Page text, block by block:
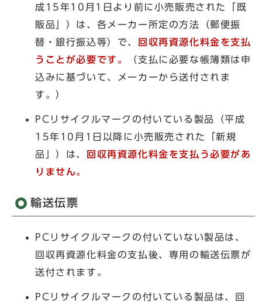
成15年10月1日より前に小売販売された「既
販品」）は、各メーカー所定の方法（郵便振
替・銀行振込等）で、
回収再資源化料金を支払
うことが必要です。
（支払に必要な帳簿類は申
込みに基づいて、メーカーから送付されま
す。）
PCリサイクルマークの付いている製品（平成
15年10月1日以降に小売販売された「新規
品」）は、
回収再資源化料金を支払う必要があ
りません。
輸送伝票
PCリサイクルマークの付いていない製品は、
回収再資源化料金の支払後、専用の輸送伝票が
送付されます。
PCリサイクルマークの付いている製品は、回